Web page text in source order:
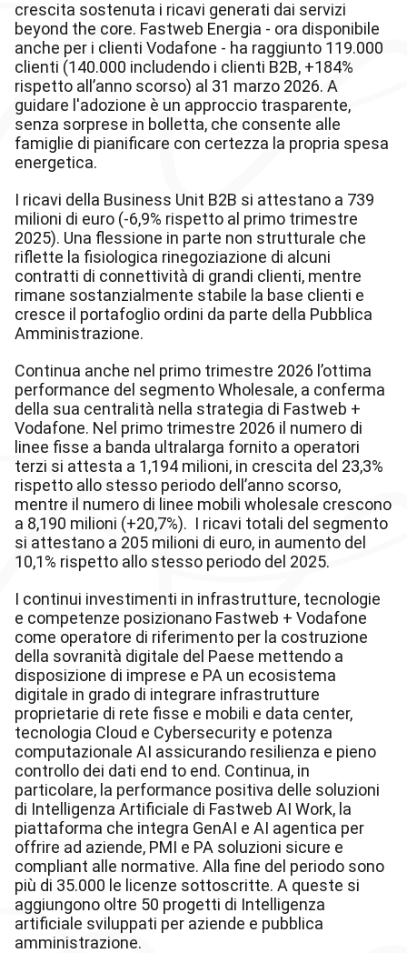
crescita sostenuta i ricavi generati dai servizi
beyond the core. Fastweb Energia - ora disponibile
anche per i clienti Vodafone - ha raggiunto 119.000
clienti (140.000 includendo i clienti B2B, +184%
rispetto all’anno scorso) al 31 marzo 2026. A
guidare l'adozione è un approccio trasparente,
senza sorprese in bolletta, che consente alle
famiglie di pianificare con certezza la propria spesa
energetica.
I ricavi della Business Unit B2B si attestano a 739
milioni di euro (-6,9% rispetto al primo trimestre
2025). Una flessione in parte non strutturale che
riflette la fisiologica rinegoziazione di alcuni
contratti di connettività di grandi clienti, mentre
rimane sostanzialmente stabile la base clienti e
cresce il portafoglio ordini da parte della Pubblica
Amministrazione.
Continua anche nel primo trimestre 2026 l’ottima
performance del segmento Wholesale, a conferma
della sua centralità nella strategia di Fastweb +
Vodafone. Nel primo trimestre 2026 il numero di
linee fisse a banda ultralarga fornito a operatori
terzi si attesta a 1,194 milioni, in crescita del 23,3%
rispetto allo stesso periodo dell’anno scorso,
mentre il numero di linee mobili wholesale crescono
a 8,190 milioni (+20,7%). I ricavi totali del segmento
si attestano a 205 milioni di euro, in aumento del
10,1% rispetto allo stesso periodo del 2025.
I continui investimenti in infrastrutture, tecnologie
e competenze posizionano Fastweb + Vodafone
come operatore di riferimento per la costruzione
della sovranità digitale del Paese mettendo a
disposizione di imprese e PA un ecosistema
digitale in grado di integrare infrastrutture
proprietarie di rete fisse e mobili e data center,
tecnologia Cloud e Cybersecurity e potenza
computazionale AI assicurando resilienza e pieno
controllo dei dati end to end. Continua, in
particolare, la performance positiva delle soluzioni
di Intelligenza Artificiale di Fastweb AI Work, la
piattaforma che integra GenAI e AI agentica per
offrire ad aziende, PMI e PA soluzioni sicure e
compliant alle normative. Alla fine del periodo sono
più di 35.000 le licenze sottoscritte. A queste si
aggiungono oltre 50 progetti di Intelligenza
artificiale sviluppati per aziende e pubblica
amministrazione.